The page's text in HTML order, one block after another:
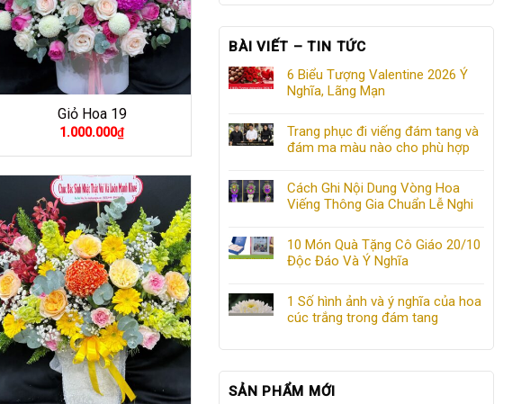
BÀI VIẾT – TIN TỨC
6 Biểu Tượng Valentine 2026 Ý
Nghĩa, Lãng Mạn
Trang phục đi viếng đám tang và
đám ma màu nào cho phù hợp
Cách Ghi Nội Dung Vòng Hoa
Viếng Thông Gia Chuẩn Lễ Nghi
10 Món Quà Tặng Cô Giáo 20/10
Độc Đáo Và Ý Nghĩa
1 Số hình ảnh và ý nghĩa của hoa
cúc trắng trong đám tang
SẢN PHẨM MỚI
Giỏ Hoa 19
1.000.000₫